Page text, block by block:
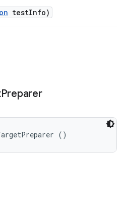
testInfo)
Preparer
()